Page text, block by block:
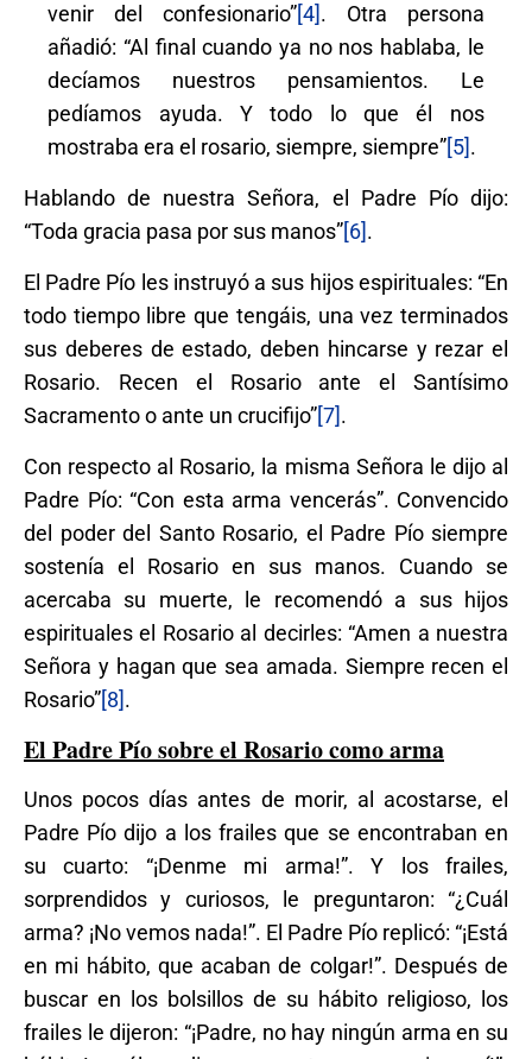
venir del confesionario”[4]. Otra persona
añadió: “Al final cuando ya no nos hablaba, le
decíamos nuestros pensamientos. Le
pedíamos ayuda. Y todo lo que él nos
mostraba era el rosario, siempre, siempre”[5].
Hablando de nuestra Señora, el Padre Pío dijo:
“Toda gracia pasa por sus manos”[6].
El Padre Pío les instruyó a sus hijos espirituales: “En
todo tiempo libre que tengáis, una vez terminados
sus deberes de estado, deben hincarse y rezar el
Rosario. Recen el Rosario ante el Santísimo
Sacramento o ante un crucifijo”[7].
Con respecto al Rosario, la misma Señora le dijo al
Padre Pío: “Con esta arma vencerás”. Convencido
del poder del Santo Rosario, el Padre Pío siempre
sostenía el Rosario en sus manos. Cuando se
acercaba su muerte, le recomendó a sus hijos
espirituales el Rosario al decirles: “Amen a nuestra
Señora y hagan que sea amada. Siempre recen el
Rosario”[8].
El Padre Pío sobre el Rosario como arma
Unos pocos días antes de morir, al acostarse, el
Padre Pío dijo a los frailes que se encontraban en
su cuarto: “¡Denme mi arma!”. Y los frailes,
sorprendidos y curiosos, le preguntaron: “¿Cuál
arma? ¡No vemos nada!”. El Padre Pío replicó: “¡Está
en mi hábito, que acaban de colgar!”. Después de
buscar en los bolsillos de su hábito religioso, los
frailes le dijeron: “¡Padre, no hay ningún arma en su